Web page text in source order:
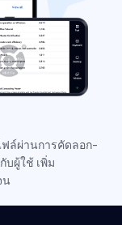
ฟล์ผ่านการคัดลอก-
บผู้ใช้ เพิ่ม
น